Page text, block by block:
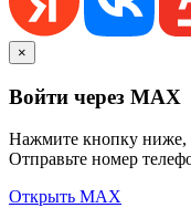
×
Войти через MAX
Нажмите кнопку ниже,
Отправьте номер
Открыть MAX